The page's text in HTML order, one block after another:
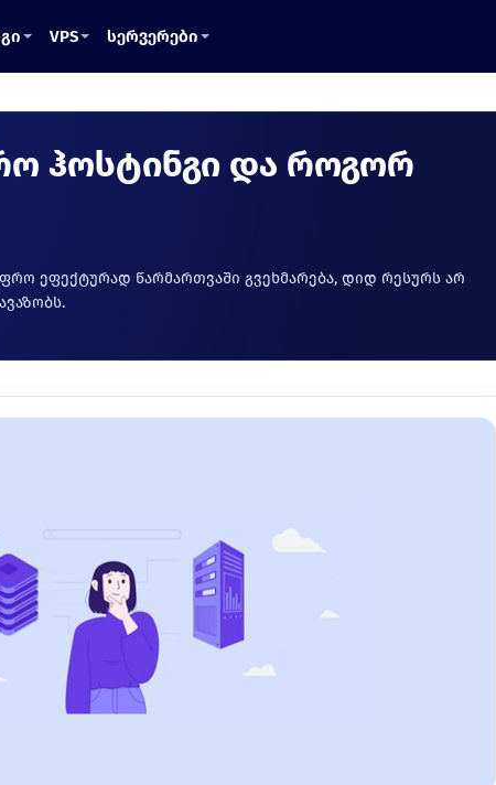
VPS სერვერები
ჰოსტინგი და როგორ
ეფექტურად წარმართვაში გვეხმარება, დიდ რესურს არ